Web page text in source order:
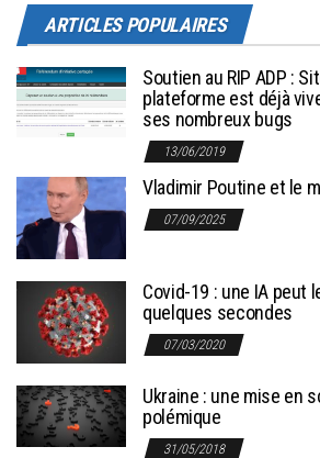
ARTICLES POPULAIRES
Soutien au RIP ADP :
plateforme est déjà
ses nombreux bugs
13/06/2019
Vladimir Poutine et le
07/09/2025
Covid-19 : une IA peut
quelques secondes
07/03/2020
Ukraine : une mise en
polémique
31/05/2018